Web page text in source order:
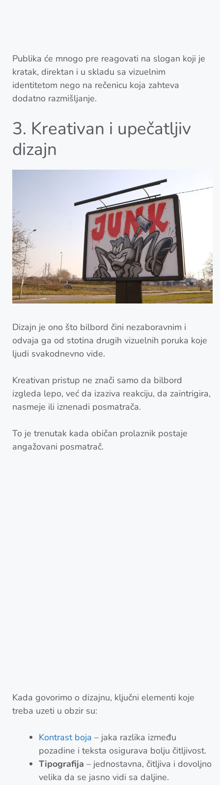
Publika će mnogo pre reagovati na slogan koji je
kratak, direktan i u skladu sa vizuelnim
identitetom nego na rečenicu koja zahteva
dodatno razmišljanje.
3. Kreativan i upečatljiv
dizajn
Dizajn je ono što bilbord čini nezaboravnim i
odvaja ga od stotina drugih vizuelnih poruka koje
ljudi svakodnevno vide.
Kreativan pristup ne znači samo da bilbord
izgleda lepo, već da izaziva reakciju, da zaintrigira,
nasmeje ili iznenadi posmatrača.
To je trenutak kada običan prolaznik postaje
angažovani posmatrač.
Kada govorimo o dizajnu, ključni elementi koje
treba uzeti u obzir su:
Kontrast boja – jaka razlika između
pozadine i teksta osigurava bolju čitljivost.
Tipografija – jednostavna, čitljiva i dovoljno
velika da se jasno vidi sa daljine.